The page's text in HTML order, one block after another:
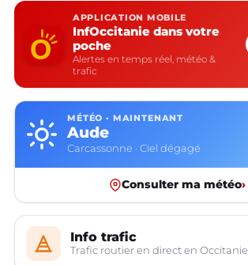
APPLICATION MOBILE
InfOccitanie dans votre
poche
Alertes en temps réel, météo &
trafic
MÉTÉO · MAINTENANT
Aude
Carcassonne · Ciel dégagé
Consulter ma météo›
Info trafic
Trafic routier en direct en Occitanie